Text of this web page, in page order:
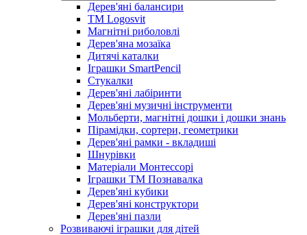
Дерев'яні балансири
TM Logosvit
Магнітні риболовлі
Дерев'яна мозаїка
Дитячі каталки
Іграшки SmartPencil
Стукалки
Дерев'яні лабіринти
Дерев'яні музичні інструменти
Мольберти, магнітні дошки і дошки знань
Пірамідки, сортери, геометрики
Дерев'яні рамки - вкладиші
Шнурівки
Матеріали Монтессорі
Іграшки ТМ Познавалка
Дерев'яні кубики
Дерев'яні конструктори
Дерев'яні пазли
Розвиваючі іграшки для дітей